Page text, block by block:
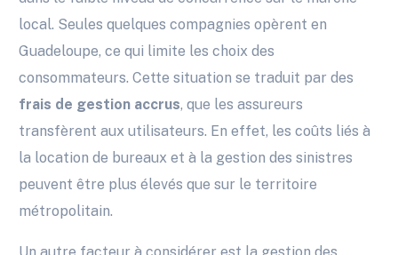
local. Seules quelques compagnies opèrent en
Guadeloupe, ce qui limite les choix des
consommateurs. Cette situation se traduit par des
frais de gestion accrus, que les assureurs
transfèrent aux utilisateurs. En effet, les coûts liés à
la location de bureaux et à la gestion des sinistres
peuvent être plus élevés que sur le territoire
métropolitain.